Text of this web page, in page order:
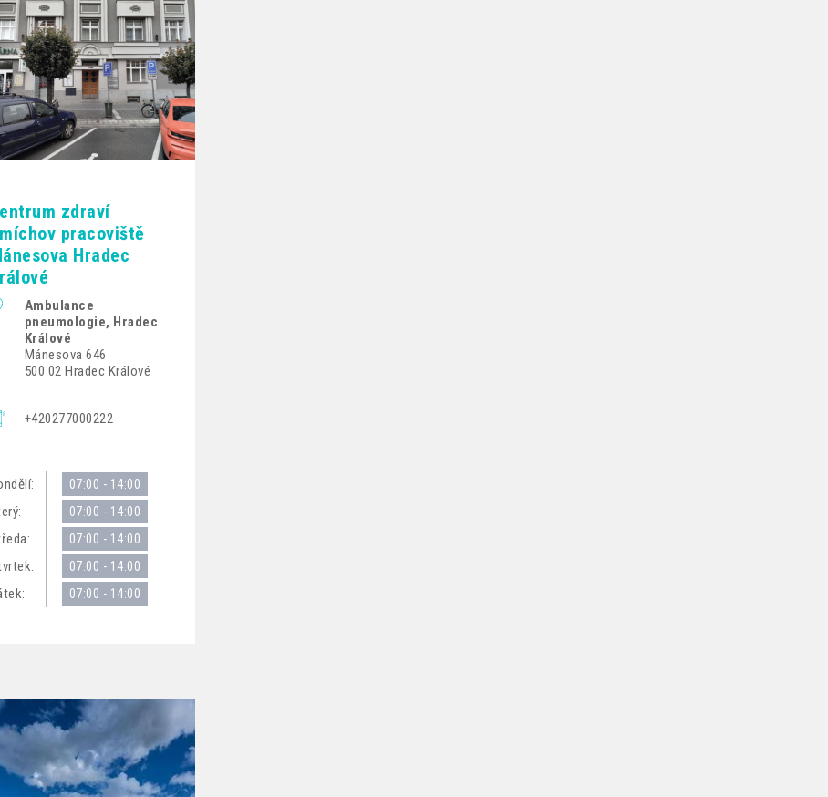
zdraví
pracoviště
Hradec
Ambulance
pneumologie, Hradec
Králové
Mánesova 646
500 02 Hradec Králové
+420277000222
07:00 - 14:00
07:00 - 14:00
07:00 - 14:00
07:00 - 14:00
07:00 - 14:00